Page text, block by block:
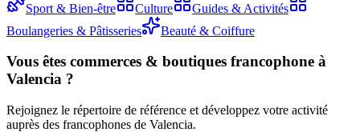
Sport & Bien-être
Culture
Guides & Activités
Boulangeries & Pâtisseries
Beauté & Coiffure
Vous êtes commerces & boutiques francophone à
Valencia ?
Rejoignez le répertoire de référence et développez votre activité
auprès des francophones de Valencia.